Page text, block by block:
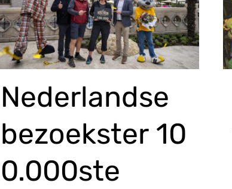
Nederlandse
bezoekster 10
0.000ste